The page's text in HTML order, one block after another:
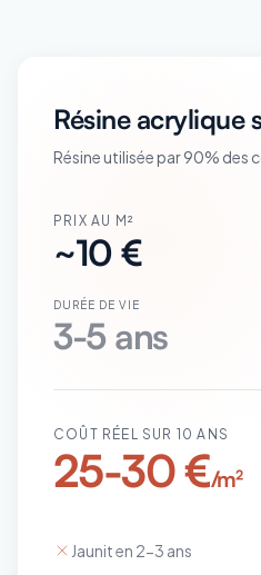
Résine acrylique
Résine utilisée par 90% des
PRIX AU M²
~10 €
DURÉE DE VIE
3-5 ans
COÛT RÉEL SUR 10 ANS
25-30 €/m²
Jaunit en 2-3 ans